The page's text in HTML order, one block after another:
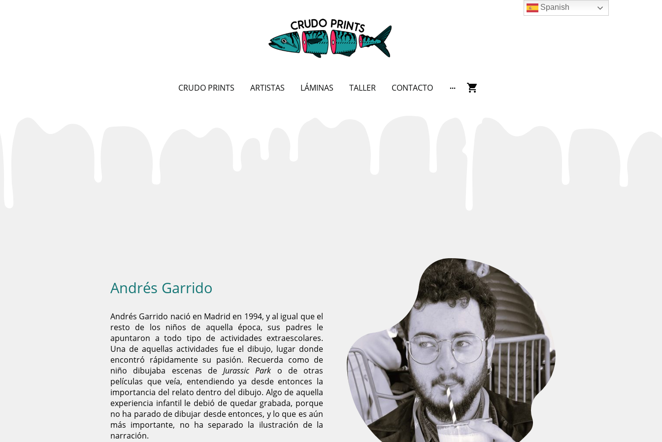
CRUDO PRINTS ARTISTAS LÁMINAS TALLER CONTACTO
Andrés Garrido
Andrés Garrido nació en Madrid en 1994, y al igual que el
resto de los niños de aquella época, sus padres le
apuntaron a todo tipo de actividades extraescolares.
Una de aquellas actividades fue el dibujo, lugar donde
encontró rápidamente su pasión. Recuerda como de
niño dibujaba escenas de Jurassic Park o de otras
películas que veía, entendiendo ya desde entonces la
importancia del relato dentro del dibujo. Algo de aquella
experiencia infantil le debió de quedar grabada, porque
no ha parado de dibujar desde entonces, y lo que es aún
más importante, no ha separado la ilustración de la
narración.
Spanish